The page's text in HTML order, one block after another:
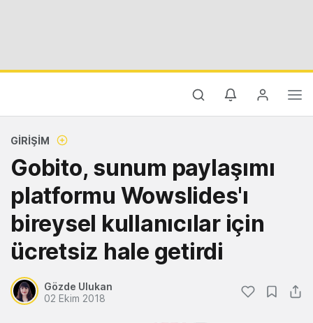
GIRIŞIM
Gobito, sunum paylaşımı
platformu Wowslides'ı
bireysel kullanıcılar için
ücretsiz hale getirdi
Gözde Ulukan
02 Ekim 2018